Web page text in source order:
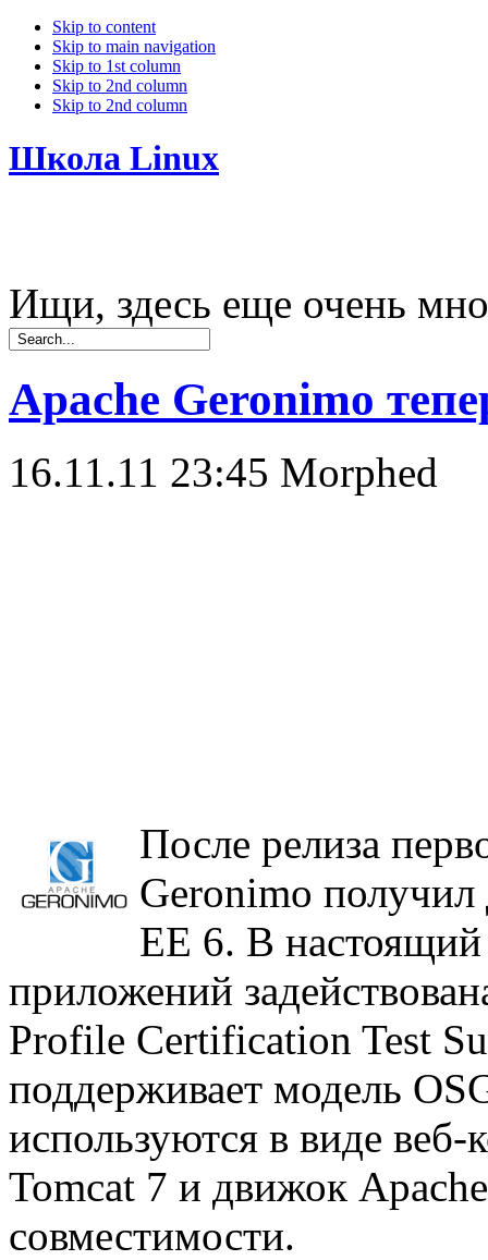
Skip to content
Skip to main navigation
Skip to 1st column
Skip to 2nd column
Skip to 2nd column
Школа Linux
Ищи, здесь еще очень
Apache Geronimo
16.11.11 23:45 Morphed
После релиза
Geronimo получил
EE 6. В настоящий
приложений
Profile Certification Test
поддерживает модель
используются в виде веб-
Tomcat 7 и движок
совместимости.